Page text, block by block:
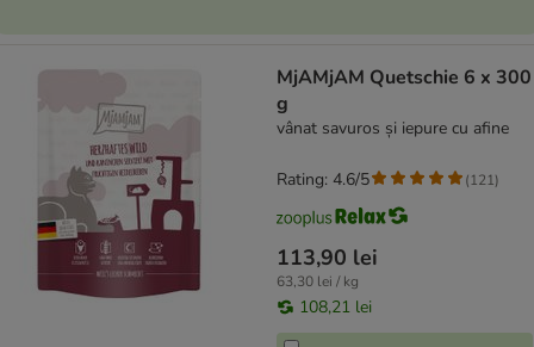
MjAMjAM Quetschie 6 x 300
g
vânat savuros și iepure cu afine
113,90 lei
63,30 lei / kg
108,21 lei
Rating: 4.6/5 (121)